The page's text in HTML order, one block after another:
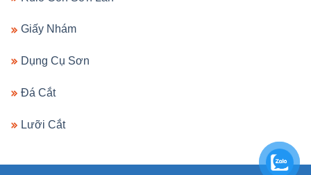
Giấy Nhám
Dụng Cụ Sơn
Đá Cắt
Lưỡi Cắt